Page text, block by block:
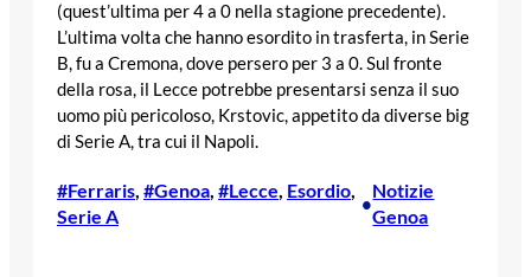
(quest’ultima per 4 a 0 nella stagione precedente).
L’ultima volta che hanno esordito in trasferta, in Serie
B, fu a Cremona, dove persero per 3 a 0. Sul fronte
della rosa, il Lecce potrebbe presentarsi senza il suo
uomo più pericoloso, Krstovic, appetito da diverse big
di Serie A, tra cui il Napoli.
#Ferraris #Genoa #Lecce Esordio
Serie A
•
Notizie
Genoa